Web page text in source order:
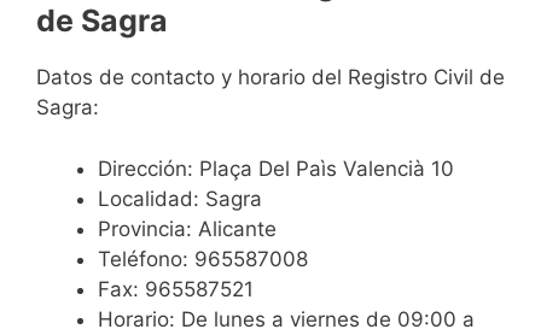
de Sagra
Datos de contacto y horario del Registro Civil de
Sagra:
Dirección: Plaça Del Paìs Valencià 10
Localidad: Sagra
Provincia: Alicante
Teléfono: 965587008
Fax: 965587521
Horario: De lunes a viernes de 09:00 a